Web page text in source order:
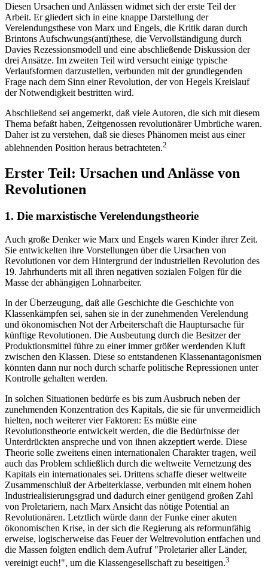
Diesen Ursachen und Anlässen widmet sich der erste Teil der
Arbeit. Er gliedert sich in eine knappe Darstellung der
Verelendungsthese von Marx und Engels, die Kritik daran durch
Brintons Aufschwungs(anti)these, die Vervollständigung durch
Davies Rezessionsmodell und eine abschließende Diskussion der
drei Ansätze. Im zweiten Teil wird versucht einige typische
Verlaufsformen darzustellen, verbunden mit der grundlegenden
Frage nach dem Sinn einer Revolution, der von Hegels Kreislauf
der Notwendigkeit bestritten wird.
Abschließend sei angemerkt, daß viele Autoren, die sich mit diesem
Thema befaßt haben, Zeitgenossen revolutionärer Umbrüche waren.
Daher ist zu verstehen, daß sie dieses Phänomen meist aus einer
ablehnenden Position heraus betrachteten.2
Erster Teil: Ursachen und Anlässe von
Revolutionen
1. Die marxistische Verelendungstheorie
Auch große Denker wie Marx und Engels waren Kinder ihrer Zeit.
Sie entwickelten ihre Vorstellungen über die Ursachen von
Revolutionen vor dem Hintergrund der industriellen Revolution des
19. Jahrhunderts mit all ihren negativen sozialen Folgen für die
Masse der abhängigen Lohnarbeiter.
In der Überzeugung, daß alle Geschichte die Geschichte von
Klassenkämpfen sei, sahen sie in der zunehmenden Verelendung
und ökonomischen Not der Arbeiterschaft die Hauptursache für
künftige Revolutionen. Die Ausbeutung durch die Besitzer der
Produktionsmittel führe zu einer immer größer werdenden Kluft
zwischen den Klassen. Diese so entstandenen Klassenantagonismen
könnten dann nur noch durch scharfe politische Repressionen unter
Kontrolle gehalten werden.
In solchen Situationen bedürfe es bis zum Ausbruch neben der
zunehmenden Konzentration des Kapitals, die sie für unvermeidlich
hielten, noch weiterer vier Faktoren: Es müßte eine
Revolutionstheorie entwickelt werden, die die Bedürfnisse der
Unterdrückten anspreche und von ihnen akzeptiert werde. Diese
Theorie solle zweitens einen internationalen Charakter tragen, weil
auch das Problem schließlich durch die weltweite Vernetzung des
Kapitals ein internationales sei. Drittens schaffe dieser weltweite
Zusammenschluß der Arbeiterklasse, verbunden mit einem hohen
Industriealisierungsgrad und dadurch einer genügend großen Zahl
von Proletariern, nach Marx Ansicht das nötige Potential an
Revolutionären. Letztlich würde dann der Funke einer akuten
ökonomischen Krise, in der sich die Regierung als reformunfähig
erweise, logischerweise das Feuer der Weltrevolution entfachen und
die Massen folgten endlich dem Aufruf "Proletarier aller Länder,
vereinigt euch!", um die Klassengesellschaft zu beseitigen.3